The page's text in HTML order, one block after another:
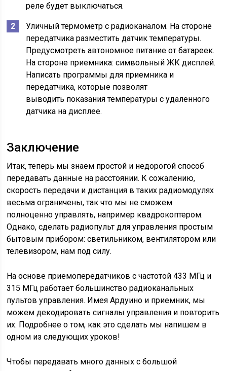
реле будет выключаться.
Уличный термометр с радиоканалом. На стороне
передатчика разместить датчик температуры.
Предусмотреть автономное питание от батареек.
На стороне приемника: символьный ЖК дисплей.
Написать программы для приемника и
передатчика, которые позволят
выводить показания температуры с удаленного
датчика на дисплее.
Заключение
Итак, теперь мы знаем простой и недорогой способ
передавать данные на расстоянии. К сожалению,
скорость передачи и дистанция в таких радиомодулях
весьма ограничены, так что мы не сможем
полноценно управлять, например квадрокоптером.
Однако, сделать радиопульт для управления простым
бытовым прибором: светильником, вентилятором или
телевизором, нам под силу.
На основе приемопередатчиков с частотой 433 МГц и
315 МГц работает большинство радиоканальных
пультов управления. Имея Ардуино и приемник, мы
можем декодировать сигналы управления и повторить
их. Подробнее о том, как это сделать мы напишем в
одном из следующих уроков!
Чтобы передавать много данных с большой